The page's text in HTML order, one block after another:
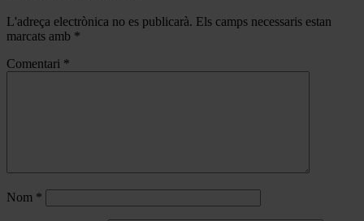
L'adreça electrònica no es publicarà. Els camps necessaris estan
marcats amb *
Comentari *
Nom *